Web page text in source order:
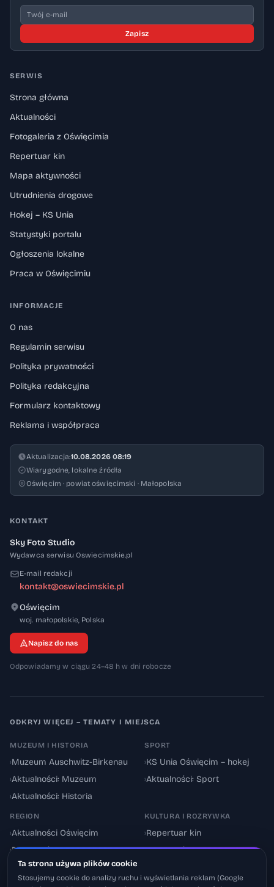
Zapisz
SERWIS
Strona główna
Aktualności
Fotogaleria z Oświęcimia
Repertuar kin
Mapa aktywności
Utrudnienia drogowe
Hokej – KS Unia
Statystyki portalu
Ogłoszenia lokalne
Praca w Oświęcimiu
INFORMACJE
O nas
Regulamin serwisu
Polityka prywatności
Polityka redakcyjna
Formularz kontaktowy
Reklama i współpraca
Aktualizacja:10.08.2026 08:19
Wiarygodne, lokalne źródła
Oświęcim · powiat oświęcimski · Małopolska
KONTAKT
Sky Foto Studio
Wydawca serwisu Oswiecimskie.pl
E-mail redakcji
kontakt@oswiecimskie.pl
Oświęcim
woj. małopolskie, 32-600
Polska
Napisz do nas
Odpowiadamy w ciągu 24–48 h w dni robocze
ODKRYJ WIĘCEJ – TEMATY I MIEJSCA
MUZEUM I HISTORIA
›Muzeum Auschwitz-Birkenau
›Aktualności: Muzeum
›Aktualności: Historia
SPORT
›KS Unia Oświęcim – hokej
›Aktualności: Sport
REGION
›Aktualności Oświęcim
›Powiat oświęcimski
Utrudnienia drogowe
KULTURA I ROZRYWKA
›Repertuar kin
›Aktualności: Kultura
Ta strona używa plików cookie
Stosujemy cookie do analizy ruchu i wyświetlania reklam (Google